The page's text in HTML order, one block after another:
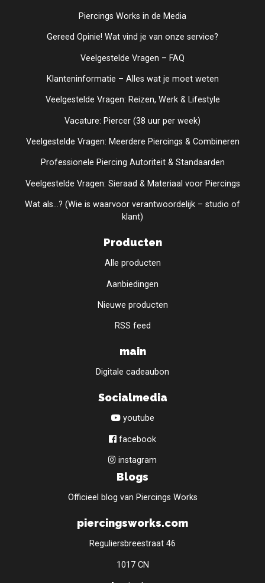
Piercings Works in de Media
Gereed Opinie! Wat vind je van onze service?
Veelgestelde Vragen – FAQ
Klanteninformatie – Alles wat je moet weten
Veelgestelde Vragen: Reizen, Werk & Lifestyle
Vacature: Piercer (38 uur per week)
Veelgestelde Vragen: Meerdere Piercings & Combineren
Professionele Piercing Autoriteit & Standaarden
Veelgestelde Vragen: Sieraad & Materiaal voor Piercings
Wat als...? (Wie is waarvoor verantwoordelijk – studio of
klant)
Producten
Alle producten
Aanbiedingen
Nieuwe producten
RSS feed
main
Digitale cadeaubon
Socialmedia
youtube
facebook
instagram
Blogs
Officieel blog van Piercings Works
piercingsworks.com
Reguliersbreestraat 46
1017 CN